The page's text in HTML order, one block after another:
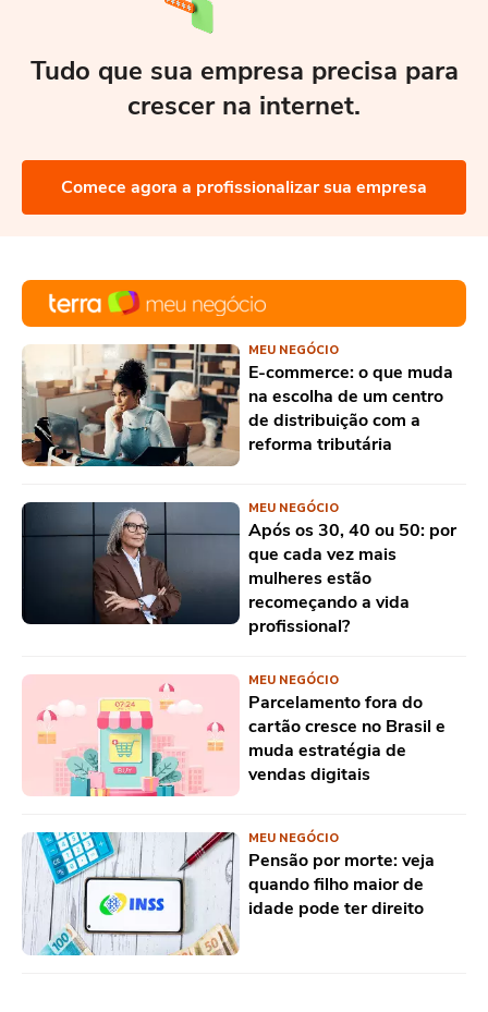
Tudo que sua empresa precisa para
crescer na internet.
Comece agora a profissionalizar sua empresa
MEU NEGÓCIO
E-commerce: o que muda
na escolha de um centro
de distribuição com a
reforma tributária
MEU NEGÓCIO
Após os 30, 40 ou 50: por
que cada vez mais
mulheres estão
recomeçando a vida
profissional?
MEU NEGÓCIO
Parcelamento fora do
cartão cresce no Brasil e
muda estratégia de
vendas digitais
MEU NEGÓCIO
Pensão por morte: veja
quando filho maior de
idade pode ter direito